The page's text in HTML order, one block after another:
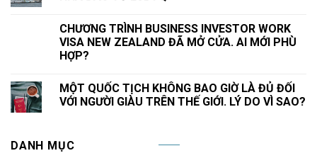
CHƯƠNG TRÌNH BUSINESS INVESTOR WORK
VISA NEW ZEALAND ĐÃ MỞ CỬA. AI MỚI PHÙ
HỢP?
MỘT QUỐC TỊCH KHÔNG BAO GIỜ LÀ ĐỦ ĐỐI
VỚI NGƯỜI GIÀU TRÊN THẾ GIỚI. LÝ DO VÌ SAO?
DANH MỤC